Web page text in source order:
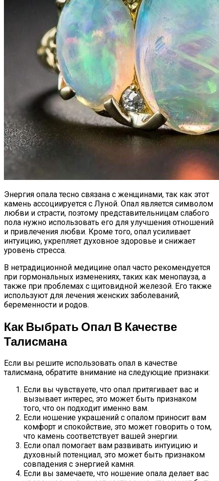
Энергия опала тесно связана с женщинами, так как этот
камень ассоциируется с Луной. Опал является символом
любви и страсти, поэтому представительницам слабого
пола нужно использовать его для улучшения отношений
и привлечения любви. Кроме того, опал усиливает
интуицию, укрепляет духовное здоровье и снижает
уровень стресса.
В нетрадиционной медицине опал часто рекомендуется
при гормональных изменениях, таких как менопауза, а
также при проблемах с щитовидной железой. Его также
используют для лечения женских заболеваний,
беременности и родов.
Как Выбрать Опал В Качестве
Талисмана
Если вы решите использовать опал в качестве
талисмана, обратите внимание на следующие признаки:
Если вы чувствуете, что опал притягивает вас и
вызывает интерес, это может быть признаком
того, что он подходит именно вам.
Если ношение украшений с опалом приносит вам
комфорт и спокойствие, это может говорить о том,
что камень соответствует вашей энергии.
Если опал помогает вам развивать интуицию и
духовный потенциал, это может быть признаком
совпадения с энергией камня.
Если вы замечаете, что ношение опала делает вас